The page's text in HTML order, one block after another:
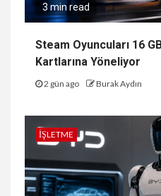
3 min read
Steam Oyuncuları 16
Kartlarına Yöneliyor
2 gün ago Burak Aydın
İŞLETME